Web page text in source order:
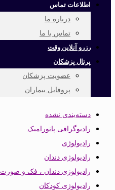
اطلاعات تماس
درباره ما
تماس با ما
رزرو آنلاین وقت
پرتال پزشکان
عضویت پزشکان
پروفایل بیماران
دسته‌بندی نشده
رادیوگرافی پانورامیک
رادیولوژی
رادیولوژی دندان
رادیولوژی دندان ، فک و صورت
رادیولوژی کودکان